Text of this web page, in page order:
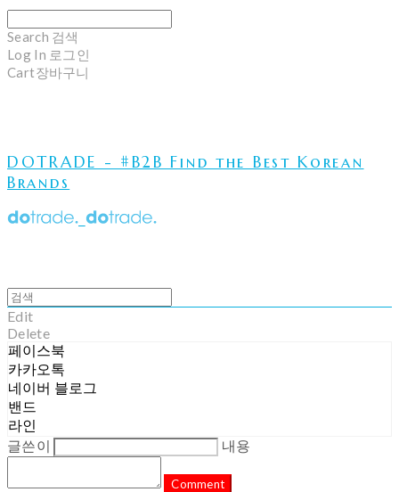
Search 검색
Log In 로그인
Cart장바구니
DOTRADE - #B2B Find the Best Korean
Brands
Edit
Delete
페이스북
카카오톡
네이버 블로그
밴드
라인
글쓴이 내용
Comment